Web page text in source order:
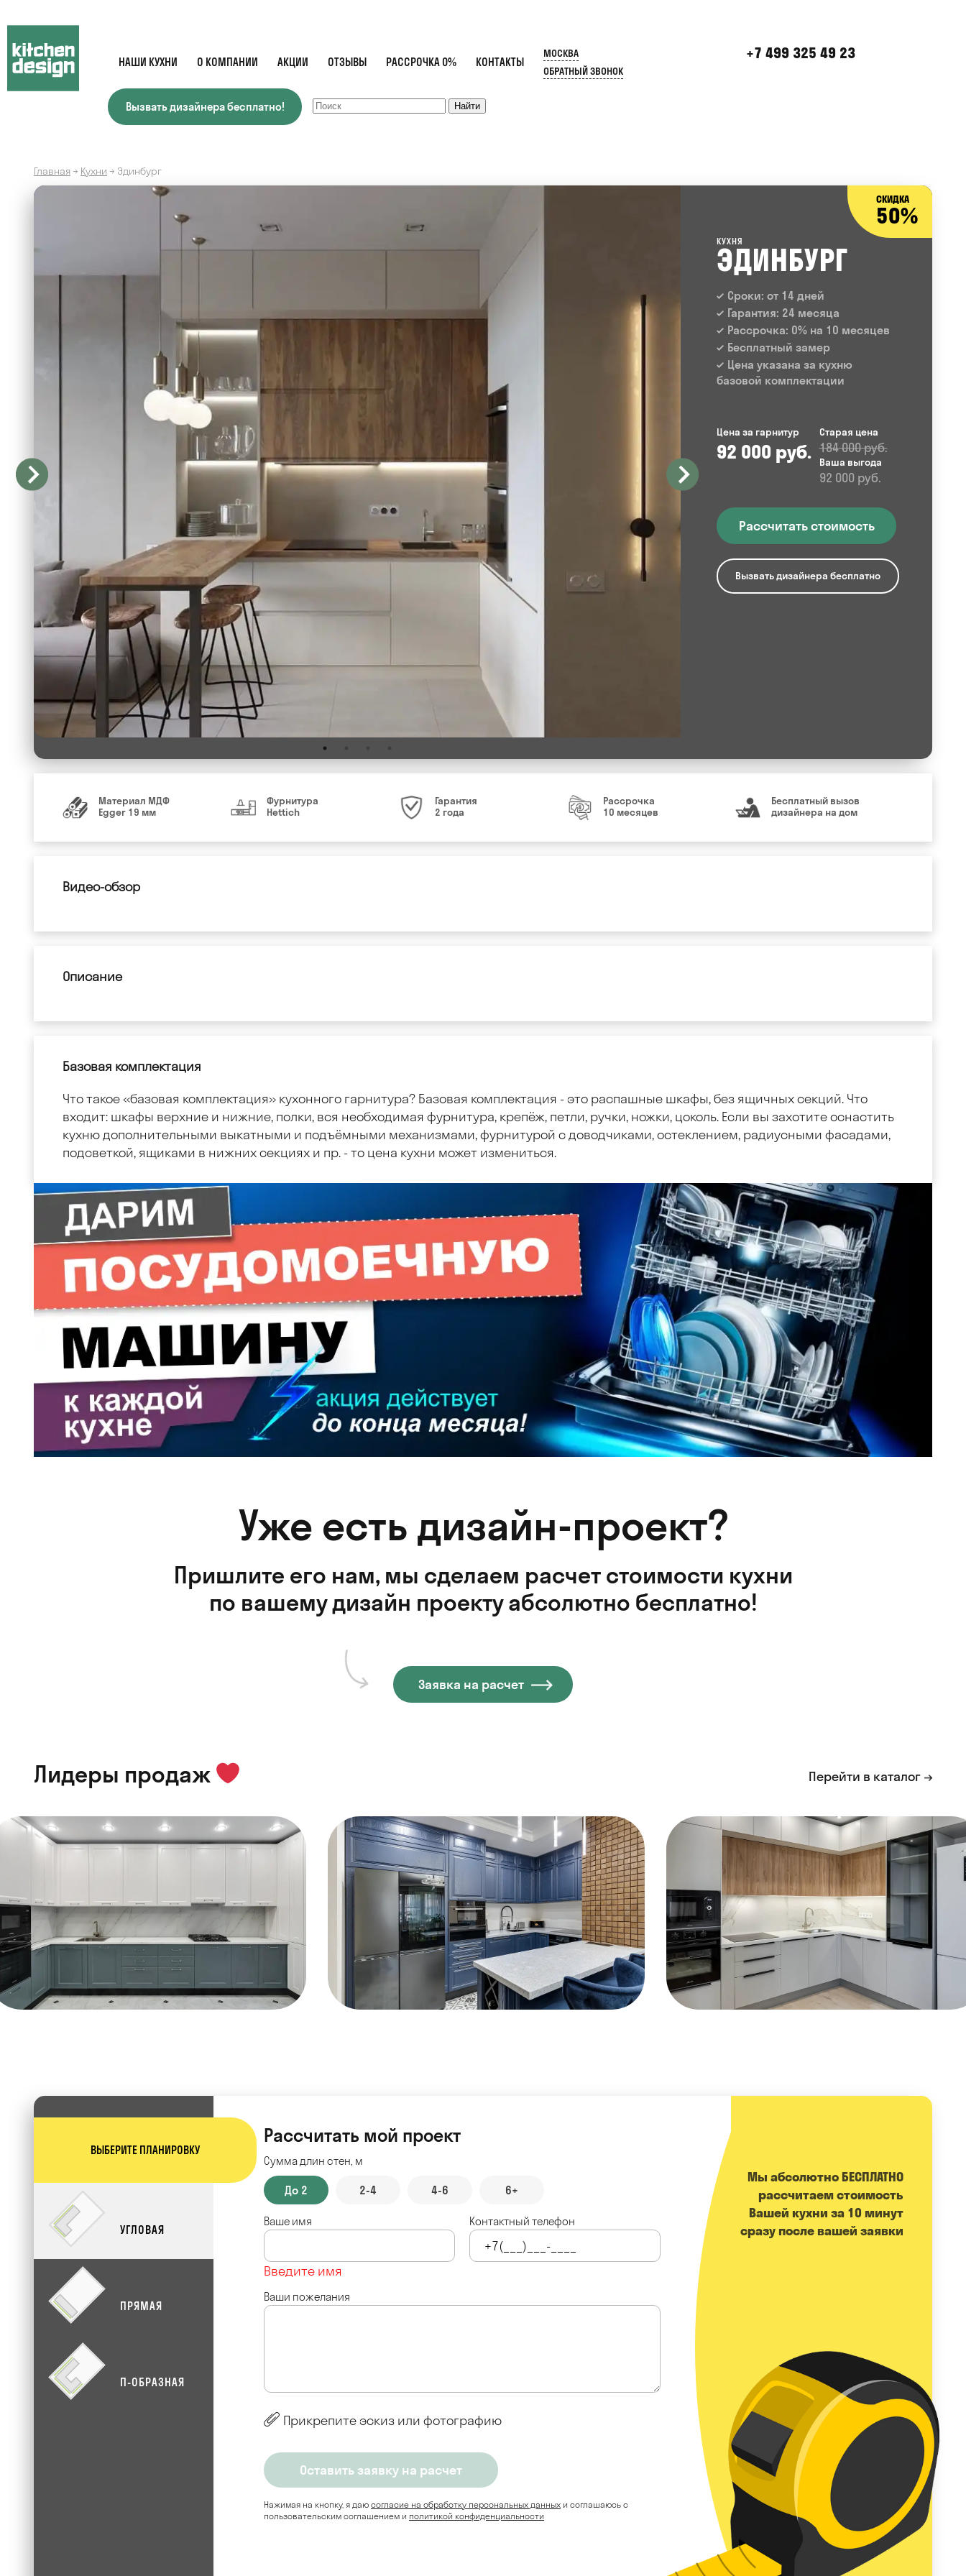
НАШИ КУХНИ О КОМПАНИИ АКЦИИ ОТЗЫВЫ РАССРОЧКА 0% КОНТАКТЫ
+7 499 325 49 23
Вызвать дизайнера бесплатно!
МОСКВА
ОБРАТНЫЙ ЗВОНОК
Главная→ Кухни → Эдинбург
СКИДКА
50%
КУХНЯ
ЭДИНБУРГ
Сроки: от 14 дней
Гарантия: 24 месяца
Рассрочка: 0% на 10 месяцев
Бесплатный замер
Цена указана за кухню
базовой комплектации
Цена за гарнитур
92 000 руб.
Старая цена
184 000 руб.
Ваша выгода
92 000 руб.
Рассчитать стоимость
Вызвать дизайнера бесплатно
Материал МДФ
Egger 19 мм
Фурнитура
Hettich
Гарантия
2 года
Рассрочка
10 месяцев
Бесплатный вызов
дизайнера на дом
Видео-обзор
Описание
Базовая комплектация
Что такое «базовая комплектация» кухонного гарнитура? Базовая комплектация - это распашные шкафы, без ящичных секций. Что
входит: шкафы верхние и нижние, полки, вся необходимая фурнитура, крепёж, петли, ручки, ножки, цоколь. Если вы захотите оснастить
кухню дополнительными выкатными и подъёмными механизмами, фурнитурой с доводчиками, остеклением, радиусными фасадами,
подсветкой, ящиками в нижних секциях и пр. - то цена кухни может измениться.
Уже есть дизайн-проект?
Пришлите его нам, мы сделаем расчет стоимости кухни
по вашему дизайн проекту абсолютно бесплатно!
Заявка на расчет
Лидеры продаж Перейти в каталог
ВЫБЕРИТЕ ПЛАНИРОВКУ
УГЛОВАЯ
ПРЯМАЯ
П-ОБРАЗНАЯ
Рассчитать мой проект
Сумма длин стен, м
До 2 2-4 4-6 6+
Ваше имя
Введите имя
Контактный телефон
Ваши пожелания
Прикрепите эскиз или фотографию
Нажимая на кнопку, я даю согласие на обработку персональных данных и соглашаюсь c
пользовательским соглашением и политикой конфиденциальности
Мы абсолютно БЕСПЛАТНО
расcчитаем стоимость
Вашей кухни за 10 минут
сразу после вашей заявки